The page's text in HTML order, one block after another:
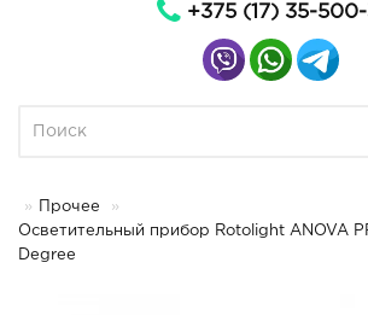
+375 (17) 35-
Прочее
Осветительный прибор Rotolight ANOVA
Degree